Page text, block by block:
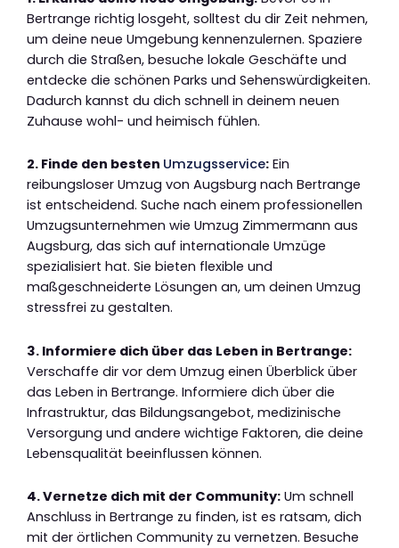
Bertrange richtig losgeht, solltest du dir Zeit nehmen,
um deine neue Umgebung kennenzulernen. Spaziere
durch die Straßen, besuche lokale Geschäfte und
entdecke die schönen Parks und Sehenswürdigkeiten.
Dadurch kannst du dich schnell in deinem neuen
Zuhause wohl- und heimisch fühlen.
2. Finde den besten Umzugsservice: Ein
reibungsloser Umzug von Augsburg nach Bertrange
ist entscheidend. Suche nach einem professionellen
Umzugsunternehmen wie Umzug Zimmermann aus
Augsburg, das sich auf internationale Umzüge
spezialisiert hat. Sie bieten flexible und
maßgeschneiderte Lösungen an, um deinen Umzug
stressfrei zu gestalten.
3. Informiere dich über das Leben in Bertrange:
Verschaffe dir vor dem Umzug einen Überblick über
das Leben in Bertrange. Informiere dich über die
Infrastruktur, das Bildungsangebot, medizinische
Versorgung und andere wichtige Faktoren, die deine
Lebensqualität beeinflussen können.
4. Vernetze dich mit der Community: Um schnell
Anschluss in Bertrange zu finden, ist es ratsam, dich
mit der örtlichen Community zu vernetzen. Besuche